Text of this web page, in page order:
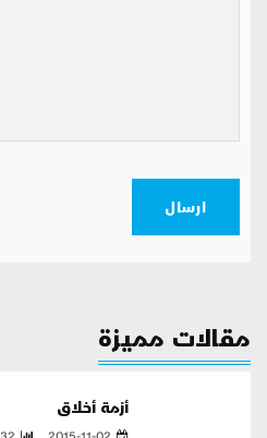
ارسال
مقالات مميزة
أزمة أخلاق
2015-11-02